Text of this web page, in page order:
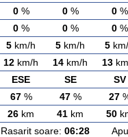
0% 0% 0%
0% 0% 0%
5 km/h 5 km/h 5
12 km/h 14 km/h 13
ESE SE SV
67% 47% 27
26 km 41 km 50
soare: 06:28 Apus